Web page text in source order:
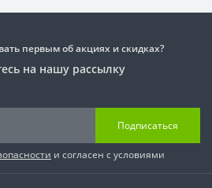
первым об акциях и скидках?
на нашу рассылку
Подписаться
и согласен с условиями